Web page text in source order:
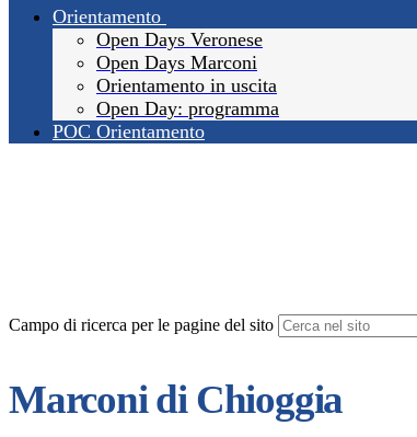
Orientamento
Open Days Veronese
Open Days Marconi
Orientamento in uscita
Open Day: programma
POC Orientamento
Campo di ricerca per le pagine del sito
Marconi di Chioggia